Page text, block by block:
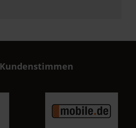
Kundenstimmen